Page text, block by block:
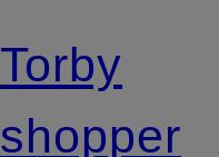
Torby
shopper